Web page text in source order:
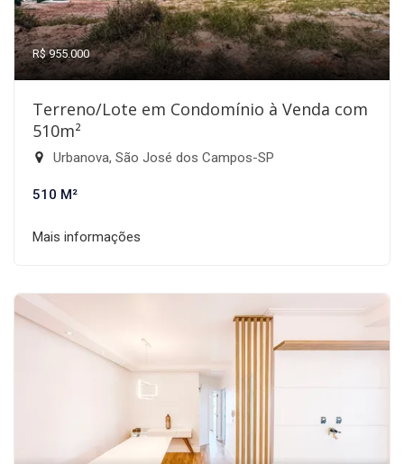
R$ 955.000
Terreno/Lote em Condomínio à Venda com
510m²
Urbanova, São José dos Campos-SP
510 M²
Mais informações